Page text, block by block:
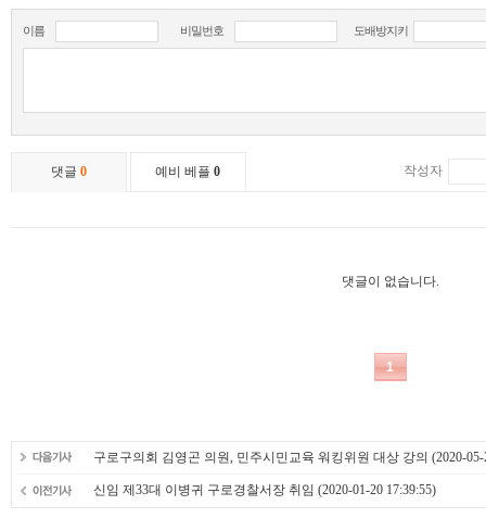
구로구의회 김영곤 의원, 민주시민교육 워킹위원 대상 강의 (2020-
신임 제33대 이병귀 구로경찰서장 취임 (2020-01-20 17:39:55)